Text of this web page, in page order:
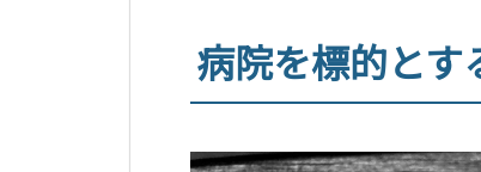
病院を標的とす